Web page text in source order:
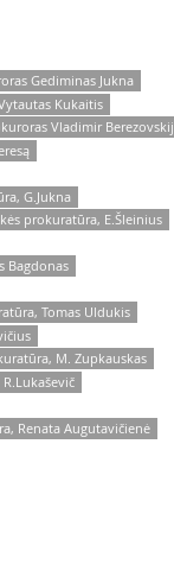
Gediminas Jukna
Kukaitis
Vladimir Berezovskij
G.Jukna
prokuratūra, E.Šleinius
Bagdonas
Tomas Uldukis
M. Zupkauskas
Renata Augutavičienė